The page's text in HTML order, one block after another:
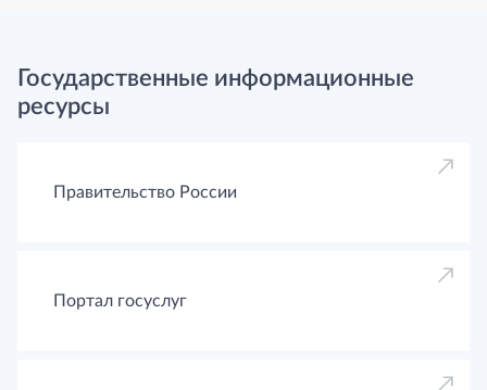
Государственные информационные
ресурсы
Правительство России
Портал госуслуг